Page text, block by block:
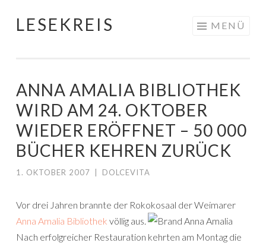
Springe
LESEKREIS MENÜ
ANNA AMALIA BIBLIOTHEK
WIRD AM 24. OKTOBER
WIEDER ERÖFFNET – 50 000
BÜCHER KEHREN ZURÜCK
1. OKTOBER 2007 DOLCEVITA
Vor drei Jahren brannte der Rokokosaal der Weimarer
Anna Amalia Bibliothek völlig aus.
Nach erfolgreicher Restauration kehrten am Montag die